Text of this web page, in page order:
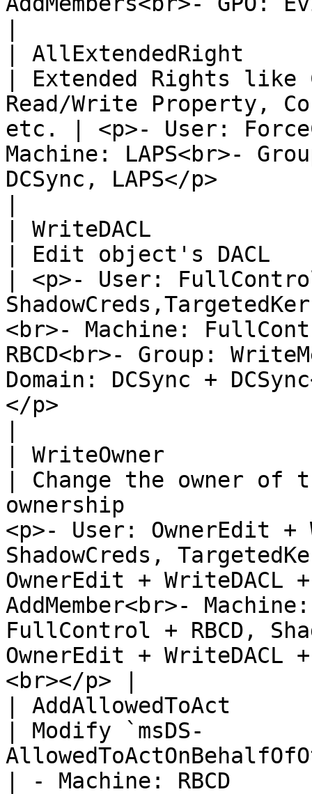
| AllExtendedRight
| Extended Rights
Read/Write Property,
etc. | <p>- User:
Machine: LAPS<br>-
DCSync, LAPS</p>
| WriteDACL
| Edit object's DACL
| <p>- User:
<br>- Machine:
RBCD<br>- Group:
Domain: DCSync +
</p>
| WriteOwner
| Change the owner of
ownership
<p>- User: OwnerEdit
ShadowCreds,
OwnerEdit + WriteDACL
AddMember<br>-
FullControl + RBCD,
OwnerEdit +
<br></p> |
| AddAllowedToAct
| Modify `msDS-
| - Machine: RBCD